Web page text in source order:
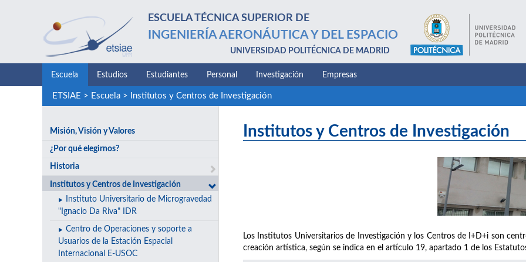
ESCUELA TÉCNICA SUPERIOR DE
INGENIERÍA AERONÁUTICA Y DEL ESPACIO
UNIVERSIDAD POLITÉCNICA DE MADRID
Escuela Estudios Estudiantes Personal Investigación Empresas
ETSIAE > Escuela> Institutos y Centros de Investigación
Misión, Visión y Valores
¿Por qué elegirnos?
Historia
Institutos y Centros de Investigación
Instituto Universitario de Microgravedad
"Ignacio Da Riva" IDR
Centro de Operaciones y soporte a
Usuarios de la Estación Espacial
Internacional E-USOC
Institutos y Centros de Investigación
Los Institutos Universitarios de Investigación y los Centros de I+D+i son
creación artística, según se indica en el artículo 19, apartado 1 de los